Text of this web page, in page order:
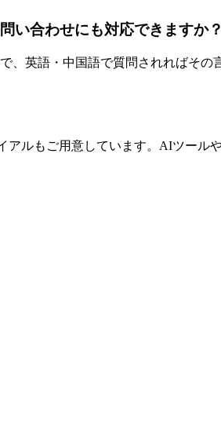
い合わせにも対応できますか？
、英語・中国語で質問されればそ
アルもご用意しています。AIツー